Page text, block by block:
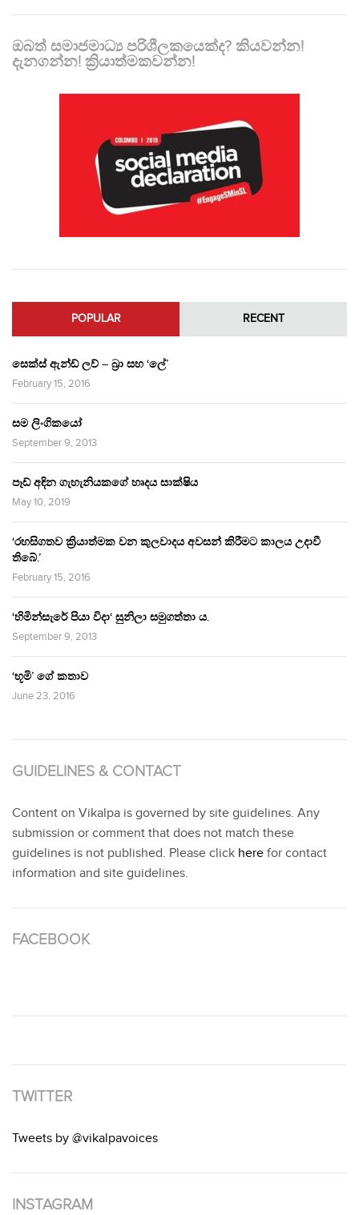
ඔබත් සමාජමාධ්‍ය පරිශීලකයෙක්ද? කියවන්න!
දැනගන්න! ක්‍රියාත්මකවන්න!
POPULAR RECENT
සෙක්ස් ඇන්ඩ් ලව් – බ්‍රා සහ ‘ලේ’
February 15, 2016
සම ලිංගිකයෝ
September 9, 2013
පෑඩ් අඳින ගැහැනියකගේ හෘදය සාක්ෂිය
May 10, 2019
‘රහසිගතව ක්‍රියාත්මක වන කුලවාදය අවසන් කිරීමට කාලය උදාවී
තිබේ.’
February 15, 2016
‘හිමින්සැරේ පියා විදා‘ සුනිලා සමුගත්තා ය.
September 9, 2013
‘භූමි’ ගේ කතාව
June 23, 2016
GUIDELINES & CONTACT
Content on Vikalpa is governed by site guidelines. Any
submission or comment that does not match these
guidelines is not published. Please click here for contact
information and site guidelines.
FACEBOOK
TWITTER
Tweets by @vikalpavoices
INSTAGRAM